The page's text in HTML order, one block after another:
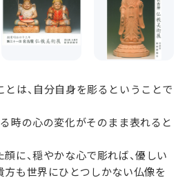
は、自分自身を彫るということで
時の心の変化がそのまま表れると
に、穏やかな心で彫れば、優しい
方も世界にひとつしかない仏像を